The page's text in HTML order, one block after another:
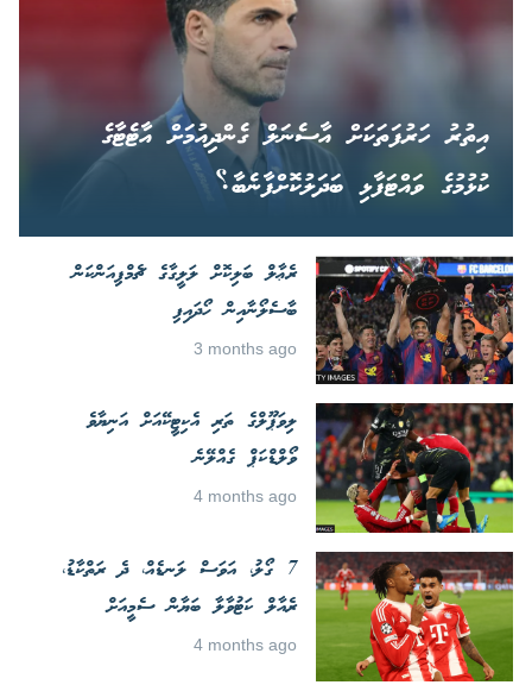
އިތުރު ހަރުފަތަކަށް އާސެނަލް ގެންދިއުމަށް އާޓެޓާގެ
ކުޅުމުގެ ވައްޓަފާޅި ބަދަލުކޮށްފާނެބާ؟
ރެޢާލް ބަލިކޮށް ލަލީގާގެ ޗެމްޕިއަންކަން
ބާސެލޯނާއިން ހޯދައިފި
3 months ago
ލިވަޕޫލްގެ ތަރި އެކިޓީކޭއަށް އަނިޔާވެ
ވޯލްޑްކަޕް ގެއްލޭނެ
4 months ago
7 ގޯލު، އަވަސް ލަނޑެއް، ދެ ރަތްކާޑު،
ރެއާލް ކަޓުވާލާ ބަޔާން ސެމީއަށް
4 months ago